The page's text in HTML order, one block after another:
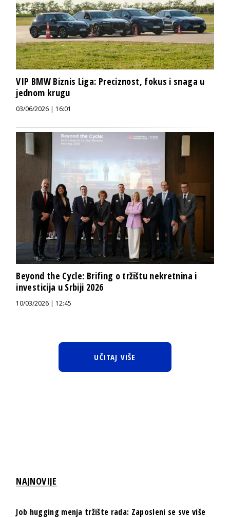
VIP BMW Biznis Liga: Preciznost, fokus i snaga u
jednom krugu
03/06/2026 | 16:01
Beyond the Cycle: Brifing o tržištu nekretnina i
investicija u Srbiji 2026
10/03/2026 | 12:45
UČITAJ VIŠE
NAJNOVIJE
Job hugging menja tržište rada: Zaposleni se sve više